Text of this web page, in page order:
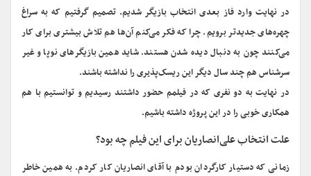
در نهایت وارد فاز بعدی انتخاب بازیگر شدیم. تصمیم گرفتیم که به سراغ
چهره‌های جدید‌تر برویم. چرا که فکر می‌کنم آن‌ها هم تلاش بیشتری برای کار
می‌کنند چون به دنبال دیده شدن هستند. شاید همین بازیگرهای نوپا و غیر
سرشناس هم چند سال دیگر این ریسک‌پذیری را نداشته باشند.
در نهایت به دو نفری که در فیلمم حضور داشتند رسیدیم و توانستیم با هم
همکاری خوبی را در این پروژه داشته باشیم.
علت انتخاب علی‌انصاریان برای این فیلم چه بود؟
زمانی که دستیار کارگردان بودم با آقای انصاریان کار کردم. به همین خاطر